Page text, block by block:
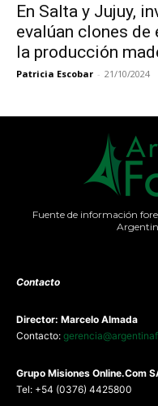
En Salta y Jujuy,
evalúan clones
la producción
Patricia Escobar - 21/10/2024
Fuente de información
Contacto
Director: Marcelo Almada
Contacto:
Grupo Misiones Online.Com
Tel: +54 (0376) 4425800